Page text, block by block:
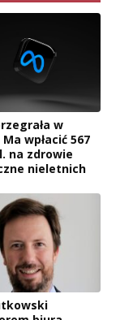
w
wpłacić 567
na zdrowie
nieletnich